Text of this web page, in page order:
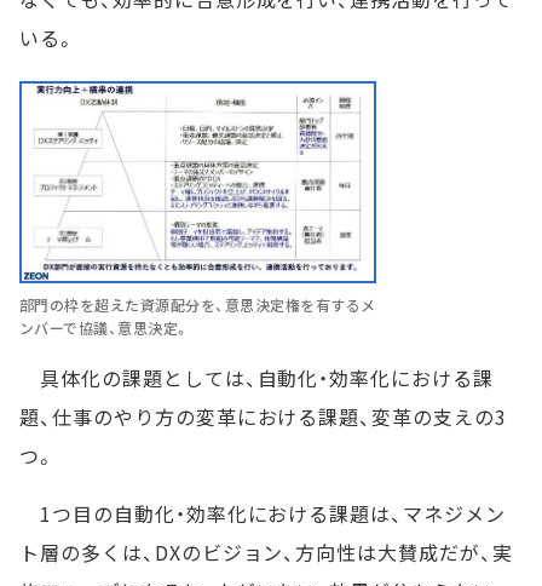
いる。
部門の枠を超えた資源配分を、意思決定権を有するメ
ンバーで協議、意思決定。
具体化の課題としては、自動化・効率化における課
題、仕事のやり方の変革における課題、変革の支えの3
つ。
1つ目の自動化・効率化における課題は、マネジメン
ト層の多くは、DXのビジョン、方向性は大賛成だが、実